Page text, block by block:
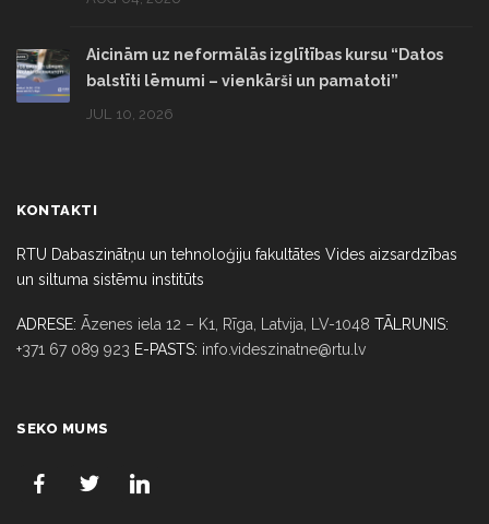
Aicinām uz neformālās izglītības kursu “Datos
balstīti lēmumi – vienkārši un pamatoti”
JUL 10, 2026
KONTAKTI
RTU Dabaszinātņu un tehnoloģiju fakultātes Vides aizsardzības
un siltuma sistēmu institūts
ADRESE: Āzenes iela 12 – K1, Rīga, Latvija, LV-1048 TĀLRUNIS:
+371 67 089 923 E-PASTS: info.videszinatne@rtu.lv
SEKO MUMS